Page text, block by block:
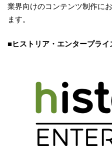
業界向けのコンテンツ制作に
ます。
■ヒストリア・エンタープライ